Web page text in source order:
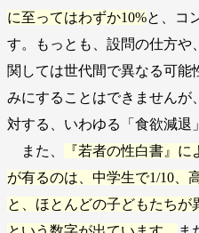
に至ってはわずか10%と、コ
す。もっとも、設問の仕方や
関しては世代間で異なる可能
みにすることはできませんが
対する、いわゆる「食欲減退
また、
『若者の性白書』
が有るのは、中学生で1/10、
と、ほとんどの子どもたちが